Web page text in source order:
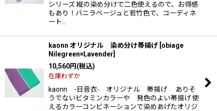
シリーズ 縦の染め分けで二色使えるので、お得感
もあり！バニラベージュと若竹色で、コーディネ
ート…
kaonn オリジナル 染め分け帯揚げ obiage
Nilegreen×Lavender
10,560円(税込)
在庫わずか
kaonn -日音衣- オリジナル 帯揚げ ありそ
うでないビタミンカラーや 発色のよい帯揚げ 使
えるカラーコンビネーションで染めあげたオリジ